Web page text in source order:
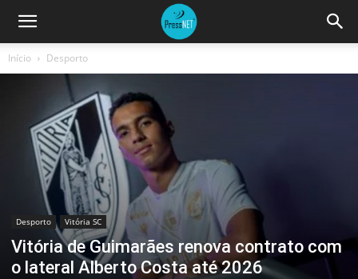
Início Desporto
Desporto Vitória SC
Vitória de Guimarães renova contrato com
o lateral Alberto Costa até 2026